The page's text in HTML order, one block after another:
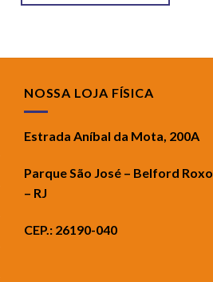
NOSSA LOJA FÍSICA
Estrada Aníbal da Mota, 200A
Parque São José – Belford Roxo
– RJ
CEP.: 26190-040